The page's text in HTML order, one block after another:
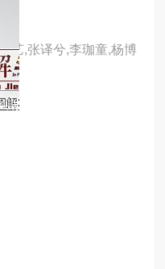
艺,张译兮,李珈童,杨博
期